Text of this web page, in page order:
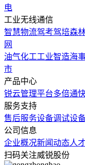
电
工业无线通信
智慧物流驾考驾培森
网
油气化工工业智造海
市
产品中心
锐云管理平台多倍通
服务支持
售后服务设备调试设
公司信息
企业概况新闻动态人
扫码关注威锐股份